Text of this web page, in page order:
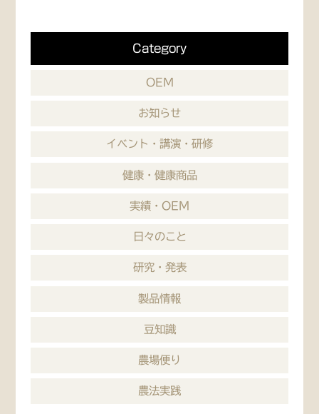
Category
OEM
お知らせ
イベント・講演・研修
健康・健康商品
実績・OEM
日々のこと
研究・発表
製品情報
豆知識
農場便り
農法実践